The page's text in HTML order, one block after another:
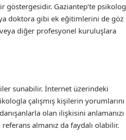
Gaziantep’te psikolog
doktora gibi ek eğitimlerini de göz
diğer profesyonel kuruluşlara
sunabilir. İnternet üzerindeki
çalışmış kişilerin yorumlarını
olan ilişkisini anlamanızı
almanız da faydalı olabilir.